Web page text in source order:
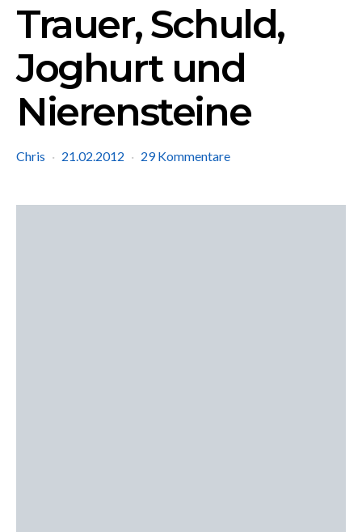
Trauer, Schuld,
Joghurt und
Nierensteine
Chris 21.02.2012 29 Kommentare